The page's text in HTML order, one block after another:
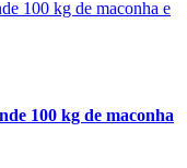
100 kg de maconha